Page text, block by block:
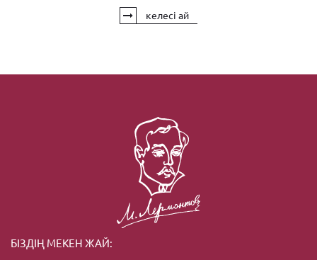
келесі ай
БІЗДІҢ МЕКЕН ЖАЙ: